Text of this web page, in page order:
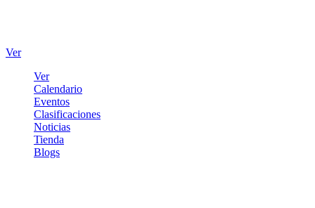
Ver
Ver
Calendario
Eventos
Clasificaciones
Noticias
Tienda
Blogs